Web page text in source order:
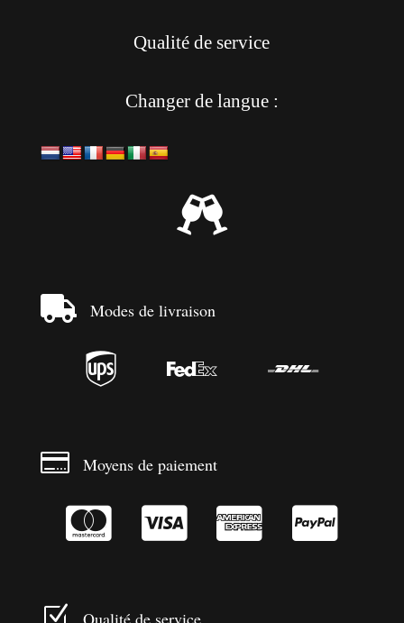
Qualité de service
Changer de langue :

 Modes de livraison
  
 Moyens de paiement
   
Z